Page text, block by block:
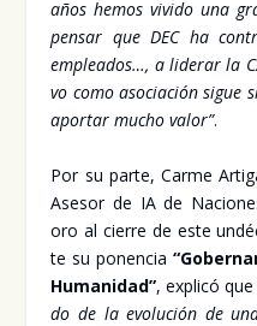
años hemos vivi­do una
pen­sar que DEC ha
emplea­dos…, a lide­rar la
vo como aso­cia­ción sigue
apor­tar mucho valor”.
Por su par­te, Car­me
Ase­sor de IA de
oro al cie­rre de este
te su ponen­cia
Huma­ni­dad”, expli­có que
do de la evo­lu­ción de